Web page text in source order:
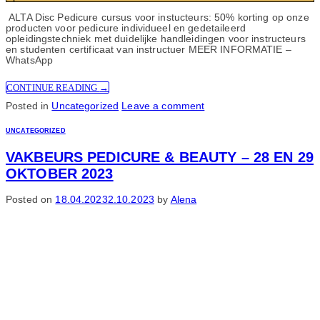
ALTA Disc Pedicure cursus voor instucteurs: 50% korting op onze
producten voor pedicure individueel en gedetaileerd
opleidingstechniek met duidelijke handleidingen voor instructeurs
en studenten certificaat van instructuer MEER INFORMATIE –
WhatsApp
CONTINUE READING →
Posted in Uncategorized Leave a comment
UNCATEGORIZED
VAKBEURS PEDICURE & BEAUTY – 28 EN 29
OKTOBER 2023
Posted on 18.04.20232.10.2023 by Alena